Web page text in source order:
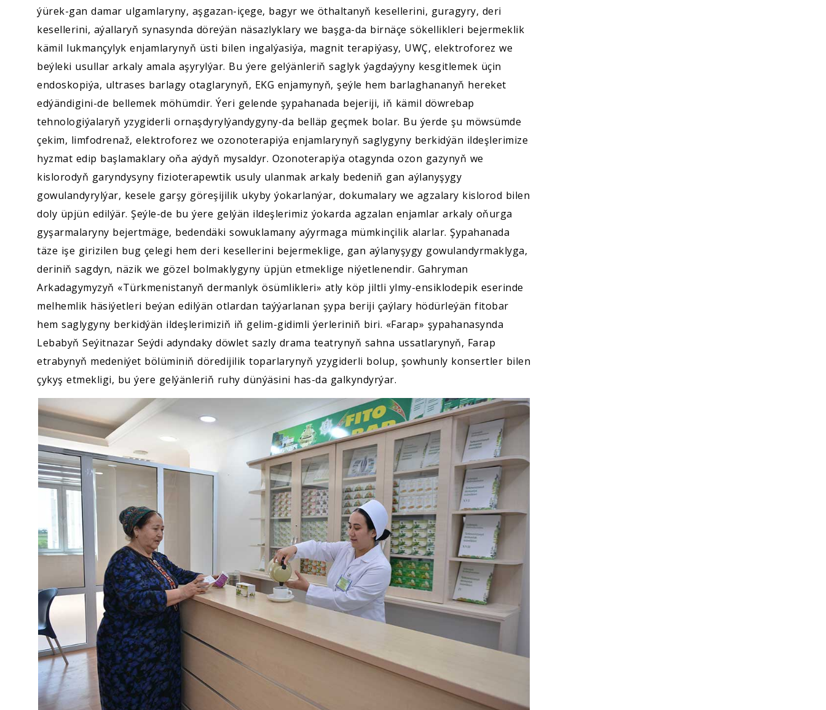
ýürek-gan damar ulgamlaryny, aşgazan-içege, bagyr we öthaltanyň kesellerini, guragyry, deri
kesellerini, aýallaryň synasynda döreýän näsazlyklary we başga-da birnäçe sökellikleri bejermeklik
kämil lukmançylyk enjamlarynyň üsti bilen ingalýasiýa, magnit terapiýasy, UWÇ, elektroforez we
beýleki usullar arkaly amala aşyrylýar. Bu ýere gelýänleriň saglyk ýagdaýyny kesgitlemek üçin
endoskopiýa, ultrases barlagy otaglarynyň, EKG enjamynyň, şeýle hem barlaghananyň hereket
edýändigini-de bellemek möhümdir. Ýeri gelende şypahanada bejeriji, iň kämil döwrebap
tehnologiýalaryň yzygiderli ornaşdyrylýandygyny-da belläp geçmek bolar. Bu ýerde şu möwsümde
çekim, limfodrenaž, elektroforez we ozonoterapiýa enjamlarynyň saglygyny berkidýän ildeşlerimize
hyzmat edip başlamaklary oňa aýdyň mysaldyr. Ozonoterapiýa otagynda ozon gazynyň we
kislorodyň garyndysyny fizioterapewtik usuly ulanmak arkaly bedeniň gan aýlanyşygy
gowulandyrylýar, kesele garşy göreşijilik ukyby ýokarlanýar, dokumalary we agzalary kislorod bilen
doly üpjün edilýär. Şeýle-de bu ýere gelýän ildeşlerimiz ýokarda agzalan enjamlar arkaly oňurga
gyşarmalaryny bejertmäge, bedendäki sowuklamany aýyrmaga mümkinçilik alarlar. Şypahanada
täze işe girizilen bug çelegi hem deri kesellerini bejermeklige, gan aýlanyşygy gowulandyrmaklyga,
deriniň sagdyn, näzik we gözel bolmaklygyny üpjün etmeklige niýetlenendir. Gahryman
Arkadagymyzyň «Türkmenistanyň dermanlyk ösümlikleri» atly köp jiltli ylmy-ensiklodepik eserinde
melhemlik häsiýetleri beýan edilýän otlardan taýýarlanan şypa beriji çaýlary hödürleýän fitobar
hem saglygyny berkidýän ildeşlerimiziň iň gelim-gidimli ýerleriniň biri. «Farap» şypahanasynda
Lebabyň Seýitnazar Seýdi adyndaky döwlet sazly drama teatrynyň sahna ussatlarynyň, Farap
etrabynyň medeniýet bölüminiň döredijilik toparlarynyň yzygiderli bolup, şowhunly konsertler bilen
çykyş etmekligi, bu ýere gelýänleriň ruhy dünýäsini has-da galkyndyrýar.